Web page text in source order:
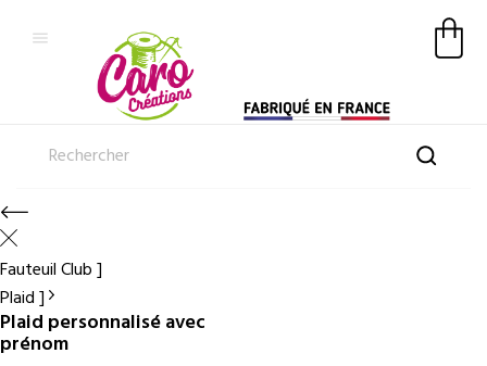

Fauteuil Club
Plaid
Plaid personnalisé avec
prénom